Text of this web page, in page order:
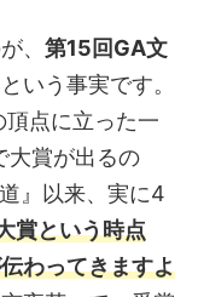
、 第15回GA文
という事実です。
点に立った一
大賞が出るの
』以来、実に4
賞という時点
わってきますよ